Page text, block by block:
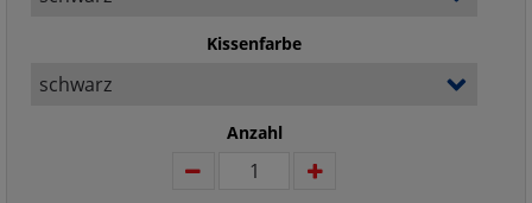
Kissenfarbe
Anzahl